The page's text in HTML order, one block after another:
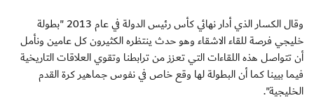
وقال الكسار الذي أدار نهائي كأس رئيس الدولة في عام 2013 "بطولة
خليجي فرصة للقاء الاشقاء وهو حدث ينتظره الكثيرون كل عامين ونأمل
أن تتواصل هذه اللقاءات التي تعزز من ترابطنا وتقوي العلاقات التاريخية
فيما بيينا كما أن البطولة لها وقع خاص في نفوس جماهير كرة القدم
الخليجية".